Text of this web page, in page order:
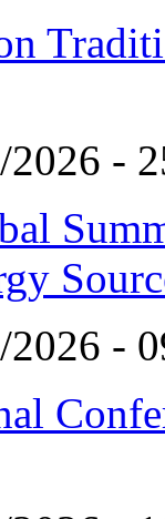
-
-